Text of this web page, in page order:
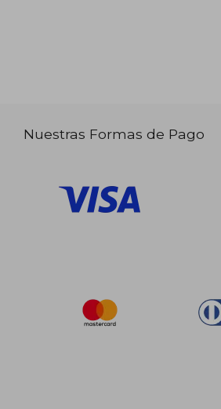
Nuestras Formas de Pago